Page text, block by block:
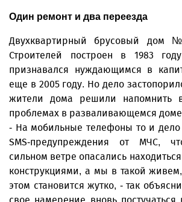
Один ремонт и два переезда
Двухквартирный брусовый
Строителей построен в 1983
признавался нуждающимся в
еще в 2005 году. Но дело
жители дома решили напомнить
проблемах в разваливающемся
- На мобильные телефоны то и дело
SMS-предупреждения от МЧС,
сильном ветре опасались
конструкциями, а мы в такой
этом становится жутко, - так